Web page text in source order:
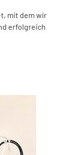
mit dem wir
erfolgreich